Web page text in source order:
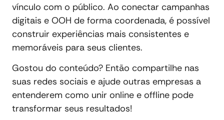
vínculo com o público. Ao conectar campanhas
digitais e OOH de forma coordenada, é possível
construir experiências mais consistentes e
memoráveis para seus clientes.
Gostou do conteúdo? Então compartilhe nas
suas redes sociais e ajude outras empresas a
entenderem como unir online e offline pode
transformar seus resultados!